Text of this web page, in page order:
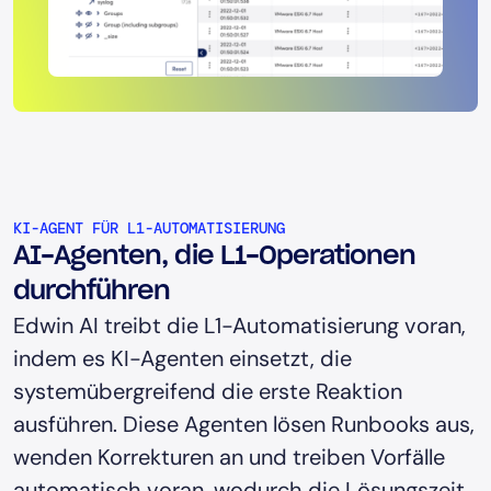
KI-AGENT FÜR L1-AUTOMATISIERUNG
AI-Agenten, die L1-Operationen
durchführen
Edwin AI treibt die L1-Automatisierung voran,
indem es KI-Agenten einsetzt, die
systemübergreifend die erste Reaktion
ausführen. Diese Agenten lösen Runbooks aus,
wenden Korrekturen an und treiben Vorfälle